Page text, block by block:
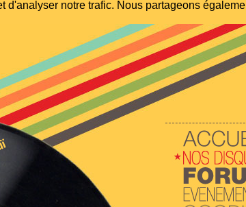
notre trafic. Nous partageons